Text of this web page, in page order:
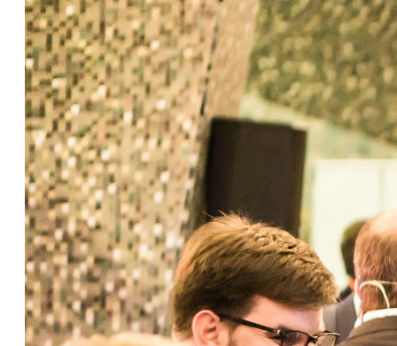
Para el profesional